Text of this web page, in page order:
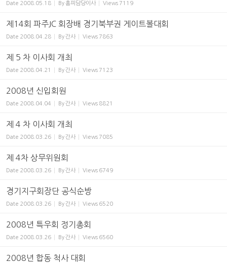
Date 2008.05.18 By 홈피담당이사 Views 7119
제14회 파주JC 회장배 경기북부권 게이트볼대회
Date 2008.04.28 By간사 Views 7863
제 5 차 이사회 개최
Date 2008.04.21 By간사 Views 7123
2008년 신입회원
Date 2008.04.04 By간사 Views 8821
제 4 차 이사회 개최
Date 2008.03.26 By간사 Views 7085
제 4차 상무위원회
Date 2008.03.26 By간사 Views 6749
경기지구회장단 공식순방
Date 2008.03.26 By간사 Views 6520
2008년 특우회 정기총회
Date 2008.03.26 By간사 Views 6560
2008년 합동 척사 대회